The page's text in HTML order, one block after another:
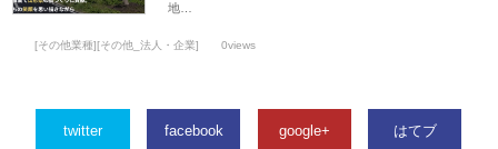
地…
[その他業種][その他_法人・企業] 0views
twitter facebook google+ はてブ